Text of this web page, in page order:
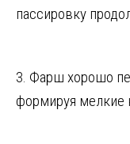
пассировку
3. Фарш хорошо
формируя мелкие